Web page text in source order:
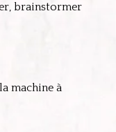
brainstormer
machine à